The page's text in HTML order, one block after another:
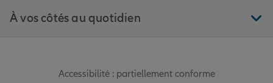
À vos côtés au quotidien
Accessibilité : partiellement conforme